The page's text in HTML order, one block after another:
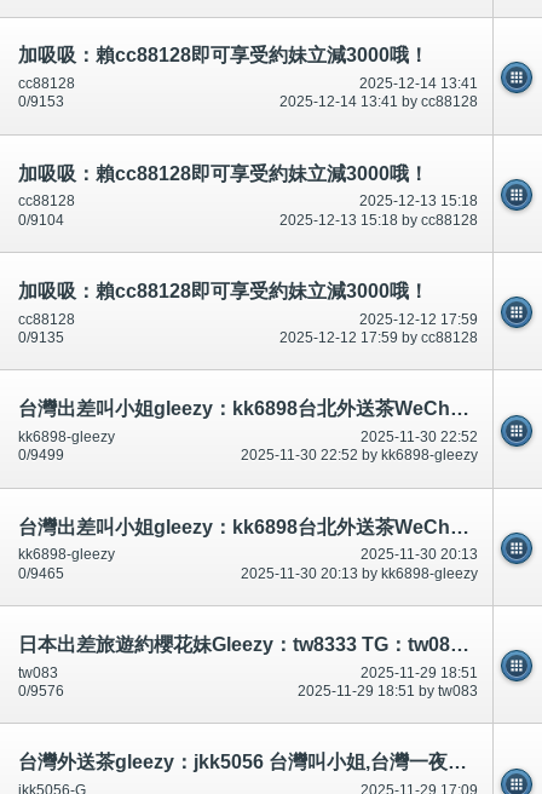
加吸吸：賴cc88128即可享受約妹立減3000哦！
2025-12-14 13:41
cc88128
2025-12-14 13:41 by cc88128
0/9153
加吸吸：賴cc88128即可享受約妹立減3000哦！
2025-12-13 15:18
cc88128
2025-12-13 15:18 by cc88128
0/9104
加吸吸：賴cc88128即可享受約妹立減3000哦！
2025-12-12 17:59
cc88128
2025-12-12 17:59 by cc88128
0/9135
台灣出差叫小姐gleezy：kk6898台北外送茶WeChat：kiss9062台北叫小姐，台中外送茶，新竹外送茶，彰化外送茶， 高雄外
2025-11-30 22:52
kk6898-gleezy
2025-11-30 22:52 by kk6898-gleezy
0/9499
台灣出差叫小姐gleezy：kk6898台北外送茶WeChat：kiss9062台北叫小姐，台中外送茶，新竹外送茶，彰化外送茶， 高雄外
2025-11-30 20:13
kk6898-gleezy
2025-11-30 20:13 by kk6898-gleezy
0/9465
日本出差旅遊約櫻花妹Gleezy：tw8333 TG：tw083 可選擇女生：https://t.me/tw0833
2025-11-29 18:51
tw083
2025-11-29 18:51 by tw083
0/9576
台灣外送茶gleezy：jkk5056 台灣叫小姐,台灣一夜情telegram：jk5056台灣上門服務,台灣外約學生Skype：jata506@hotmail
2025-11-29 17:09
jkk5056-G